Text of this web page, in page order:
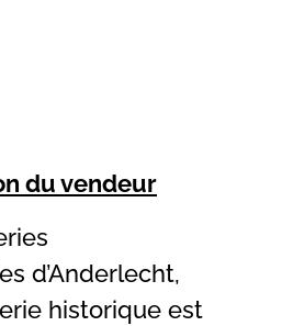
du vendeur
d’Anderlecht,
historique est